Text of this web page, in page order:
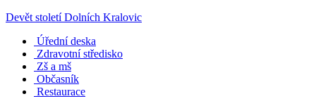
Devět století Dolních Kralovic
Úřední deska
Zdravotní středisko
Zš a mš
Občasník
Restaurace